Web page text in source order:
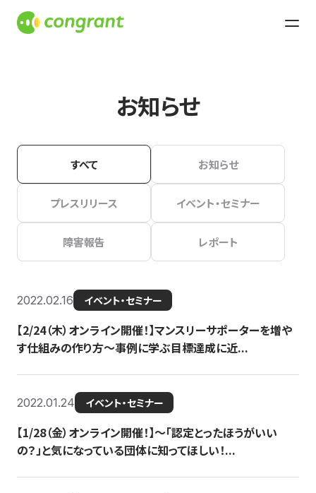
お知らせ
すべて お知らせ
プレスリリース イベント・セミナー
障害報告 レポート
2022.02.16 イベント・セミナー
【2/24（木）オンライン開催！】マンスリーサポーターを増や
す仕組みの作り方〜事例に学ぶ目標達成に近...
2022.01.24 イベント・セミナー
【1/28（金）オンライン開催！】〜「認定とったほうがいい
の？」と気になっている団体に知ってほしい！...